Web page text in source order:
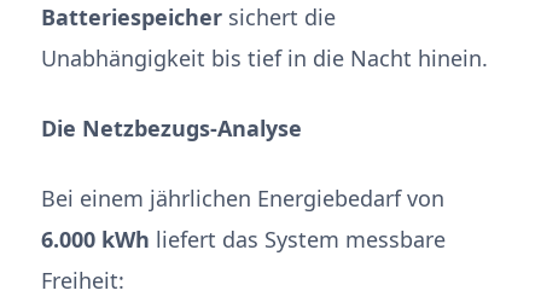
Batteriespeicher sichert die
Unabhängigkeit bis tief in die Nacht hinein.
Die Netzbezugs-Analyse
Bei einem jährlichen Energiebedarf von
6.000 kWh liefert das System messbare
Freiheit: